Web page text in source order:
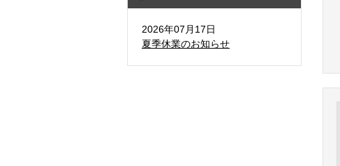
2026年07月17日
夏季休業のお知らせ